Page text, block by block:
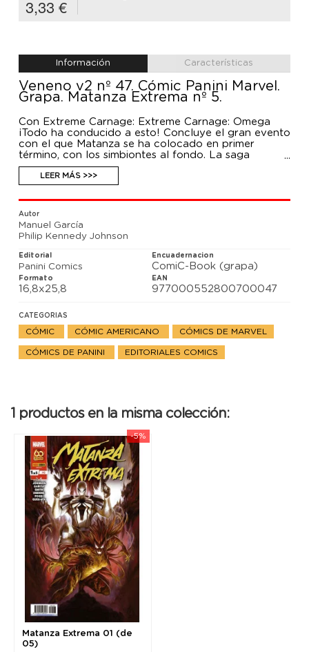
3,33 €
Información Características
Veneno v2 nº 47. Cómic Panini Marvel.
Grapa. Matanza Extrema nº 5.
Con Extreme Carnage: Extreme Carnage: Omega
¡Todo ha conducido a esto! Concluye el gran evento
con el que Matanza se ha colocado en primer
término, con los simbiontes al fondo. La saga
termina y no podemos contarte nada si no
queremos destriparte lo que ocurre. Salvo una cosa:
¡Matanza vence!
LEER MÁS >>>
Autor
Manuel García
Philip Kennedy Johnson
Editorial
Panini Comics
Encuadernacion
ComiC-Book (grapa)
Formato
16,8x25,8
EAN
977000552800700047
CATEGORIAS
CÓMIC CÓMIC AMERICANO CÓMICS DE MARVEL
CÓMICS DE PANINI EDITORIALES COMICS
1 productos en la misma colección:
-5%
Matanza Extrema 01 (de
05)